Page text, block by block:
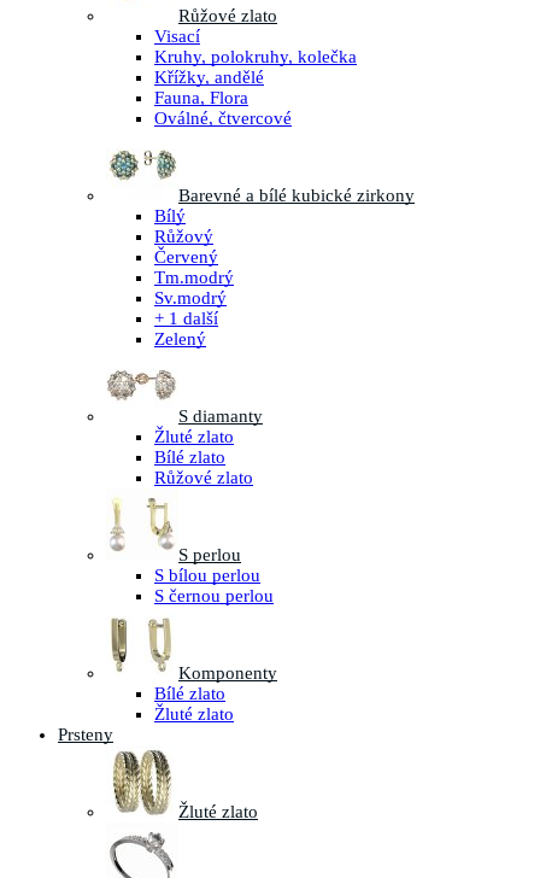
Růžové zlato
Visací
Kruhy, polokruhy, kolečka
Křížky, andělé
Fauna, Flora
Oválné, čtvercové
Barevné a bílé kubické zirkony
Bílý
Růžový
Červený
Tm.modrý
Sv.modrý
+ 1 další
Zelený
S diamanty
Žluté zlato
Bílé zlato
Růžové zlato
S perlou
S bílou perlou
S černou perlou
Komponenty
Bílé zlato
Žluté zlato
Prsteny
Žluté zlato